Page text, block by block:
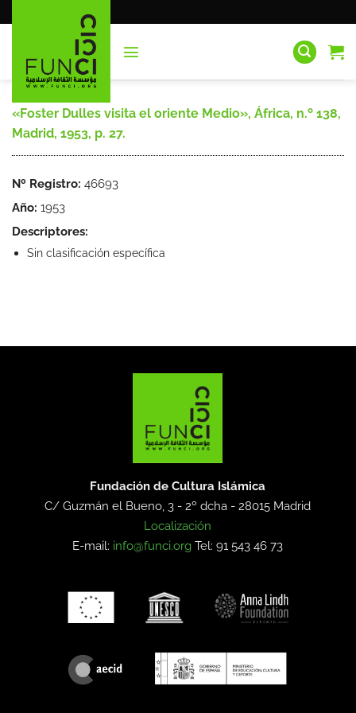
al
«Foster Dulles visita el oriente Medio», África, n.º 138,
Madrid, 1953, p. 27.
Nº Registro: 46693
Año: 1953
Descriptores:
Sin clasificación específica
Fundación de Cultura Islámica
C/ Guzmán el Bueno, 3 - 2º dcha -28015 Madrid
Localización
E-mail: info@funci.org Tel: 91 543 46 73